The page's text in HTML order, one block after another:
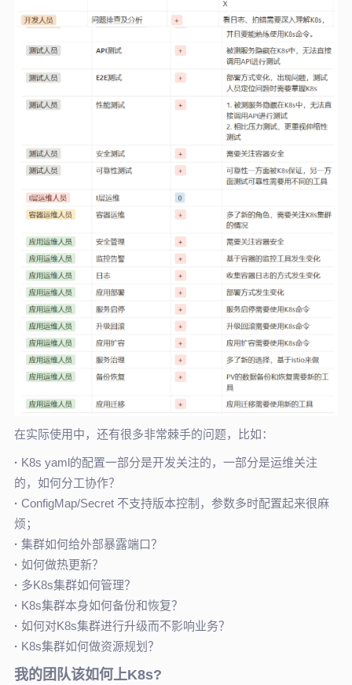
在实际使用中，还有很多非常棘手的问题，比如：
· K8s yaml的配置一部分是开发关注的，一部分是运维关注
的，如何分工协作？
· ConfigMap/Secret 不支持版本控制，参数多时配置起来很麻
烦；
· 集群如何给外部暴露端口？
· 如何做热更新？
· 多K8s集群如何管理？
· K8s集群本身如何备份和恢复？
· 如何对K8s集群进行升级而不影响业务？
· K8s集群如何做资源规划？
我的团队该如何上K8s?